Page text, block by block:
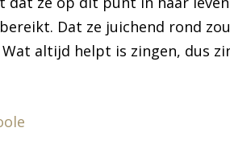
Dat ze juichend rond
altijd helpt is zingen, dus